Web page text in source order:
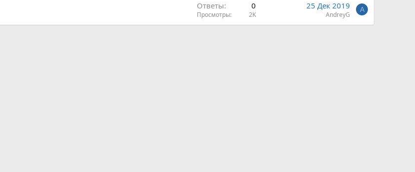
Ответы 0
Просмотры 2K
25 Дек 2019
AndreyG
A